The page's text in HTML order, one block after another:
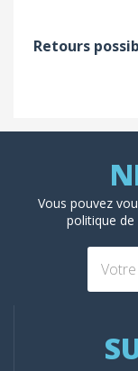
Retours
Vous pouvez
politique